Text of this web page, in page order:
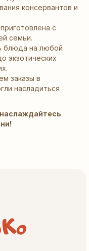
консервантов и
с
семьи.
блюда на любой
экзотических
заказы в
насладиться